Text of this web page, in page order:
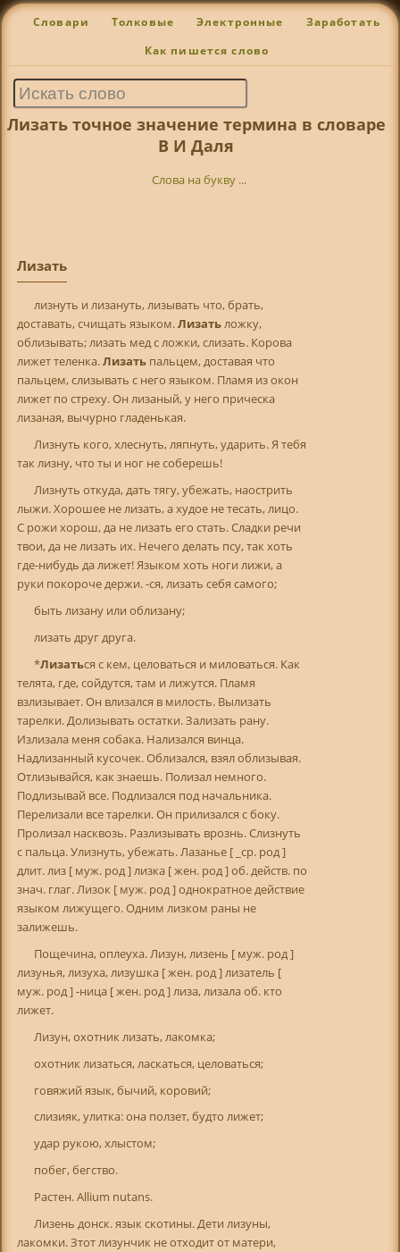
Словари Толковые Электронные Заработать
Как пишется слово
Лизать точное значение термина в словаре
В И Даля
Слова на букву ...
Лизать
лизнуть и лизануть, лизывать что, брать,
доставать, счищать языком.Лизатьложку,
облизывать; лизать мед с ложки, слизать. Корова
лижет теленка.Лизатьпальцем, доставая что
пальцем, слизывать с него языком. Пламя из окон
лижет по стреху. Он лизаный, у него прическа
лизаная, вычурно гладенькая.
Лизнуть кого, хлеснуть, ляпнуть, ударить. Я тебя
так лизну, что ты и ног не соберешь!
Лизнуть откуда, дать тягу, убежать, наострить
лыжи. Хорошее не лизать, а худое не тесать, лицо.
С рожи хорош, да не лизать его стать. Сладки речи
твои, да не лизать их. Нечего делать псу, так хоть
где-нибудь да лижет! Языком хоть ноги лижи, а
руки покороче держи. -ся, лизать себя самого;
быть лизану или облизану;
лизать друг друга.
*Лизаться с кем, целоваться и миловаться. Как
телята, где, сойдутся, там и лижутся. Пламя
взлизывает. Он влизался в милость. Вылизать
тарелки. Долизывать остатки. Зализать рану.
Излизала меня собака. Нализался винца.
Надлизанный кусочек. Облизался, взял облизывая.
Отлизывайся, как знаешь. Полизал немного.
Подлизывай все. Подлизался под начальника.
Перелизали все тарелки. Он прилизался с боку.
Пролизал насквозь. Разлизывать врознь. Слизнуть
с пальца. Улизнуть, убежать. Лазанье [ _ср. род ]
длит. лиз [ муж. род ] лизка [ жен. род ] об. действ. по
знач. глаг. Лизок [ муж. род ] однократное действие
языком лижущего. Одним лизком раны не
залижешь.
Пощечина, оплеуха. Лизун, лизень [ муж. род ]
лизунья, лизуха, лизушка [ жен. род ] лизатель [
муж. род ] -ница [ жен. род ] лиза, лизала об. кто
лижет.
Лизун, охотник лизать, лакомка;
охотник лизаться, ласкаться, целоваться;
говяжий язык, бычий, коровий;
слизияк, улитка: она ползет, будто лижет;
удар рукою, хлыстом;
побег, бегство.
Растен. Аllium nutans.
Лизень донск. язык скотины. Дети лизуны,
лакомки. Зтот лизунчик не отходит от матери,